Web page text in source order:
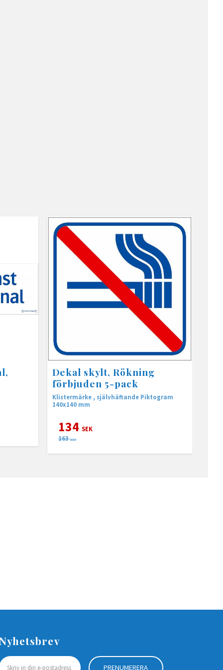
Dekal skylt, Rökning
förbjuden 5-pack
Klistermärke , självhäftande Piktogram
140x140 mm
134 SEK
163 SEK
PRENUMERERA